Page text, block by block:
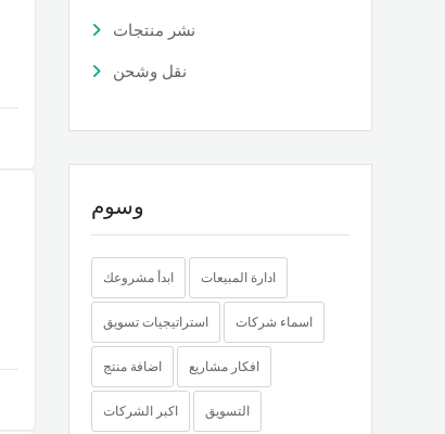
نشر منتجات
نقل وشحن
وسوم
ابدأ مشروعك ادارة المبيعات
استراتيجيات تسويق اسماء شركات
اضافة منتج افكار مشاريع
اكبر الشركات التسويق